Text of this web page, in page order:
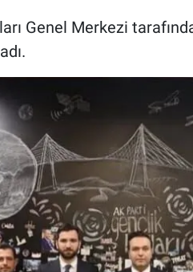
Genel Merkezi